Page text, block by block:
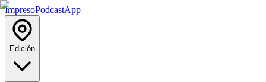
ImpresoPodcastApp
Edición